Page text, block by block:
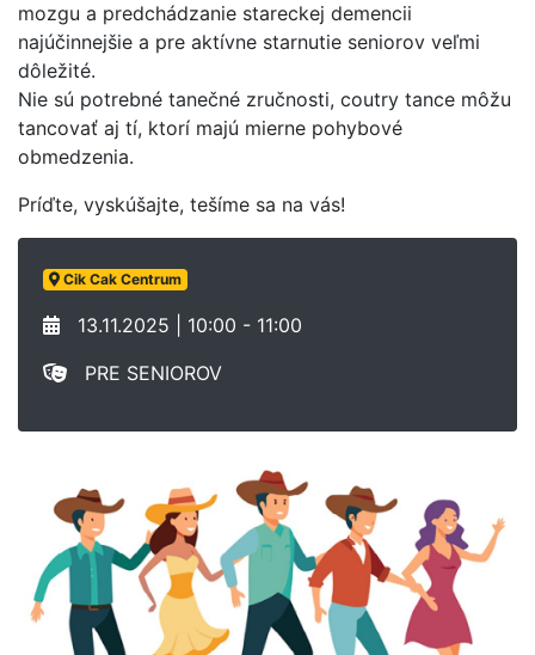
mozgu a predchádzanie stareckej demencii
najúčinnejšie a pre aktívne starnutie seniorov veľmi
dôležité.
Nie sú potrebné tanečné zručnosti, coutry tance môžu
tancovať aj tí, ktorí majú mierne pohybové
obmedzenia.
Príďte, vyskúšajte, tešíme sa na vás!
Cik Cak Centrum
13.11.2025 | 10:00 - 11:00
PRE SENIOROV